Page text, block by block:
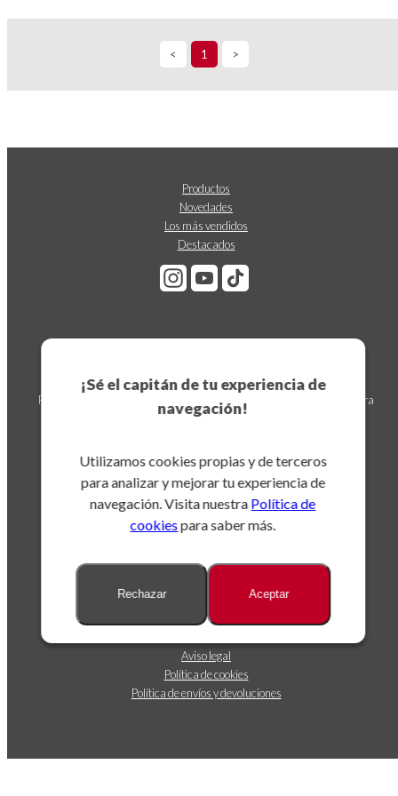
¡Sé el capitán de tu experiencia de
navegación!
Utilizamos cookies propias y de terceros
para analizar y mejorar tu experiencia de
navegación. Visita nuestra Política de
cookiespara saber más.
Rechazar Aceptar
< 1 >
Productos
Novedades
Los más vendidos
Destacados
Puedes darte de baja en cualquier momento. Para ello, consulta nuestra
información de contacto en el aviso legal.
Contáctanos
Aviso legal
Política de cookies
Política de envíos y devoluciones